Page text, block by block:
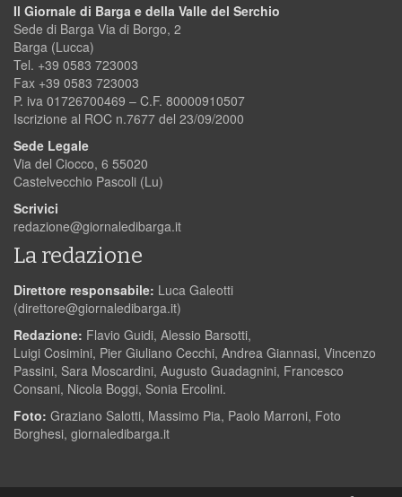
Il Giornale di Barga e della Valle del Serchio
Sede di Barga Via di Borgo, 2
Barga (Lucca)
Tel. +39 0583 723003
Fax +39 0583 723003
P. iva 01726700469 – C.F. 80000910507
Iscrizione al ROC n.7677 del 23/09/2000
Sede Legale
Via del Ciocco, 6 55020
Castelvecchio Pascoli (Lu)
Scrivici
redazione@giornaledibarga.it
La redazione
Direttore responsabile: Luca Galeotti
(direttore@giornaledibarga.it)
Redazione: Flavio Guidi, Alessio Barsotti,
Luigi Cosimini, Pier Giuliano Cecchi, Andrea Giannasi, Vincenzo
Passini, Sara Moscardini, Augusto Guadagnini, Francesco
Consani, Nicola Boggi, Sonia Ercolini.
Foto: Graziano Salotti, Massimo Pia, Paolo Marroni, Foto
Borghesi, giornaledibarga.it